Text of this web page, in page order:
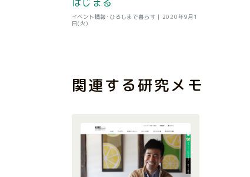
イベント情報･ひろしまで暮らす | 2020年9月1
日(火)
関連する研究メモ